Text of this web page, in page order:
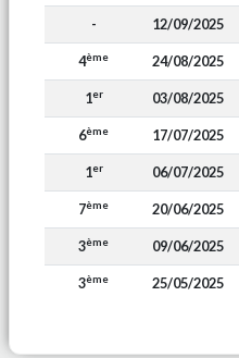
- 12/09/2025
4ème 24/08/2025
1er 03/08/2025
6ème 17/07/2025
1er 06/07/2025
7ème 20/06/2025
3ème 09/06/2025
3ème 25/05/2025